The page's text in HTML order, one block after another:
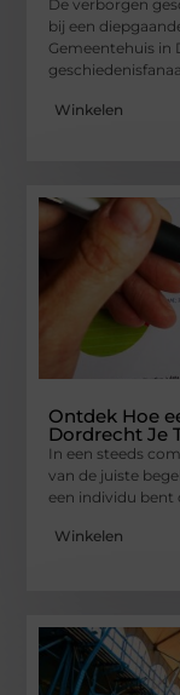
De verborgen
bij een
Gemeentehuis in
Winkelen
Ontdek Hoe
Dordrecht Je
In een steeds
van de juiste
een individu bent
Winkelen